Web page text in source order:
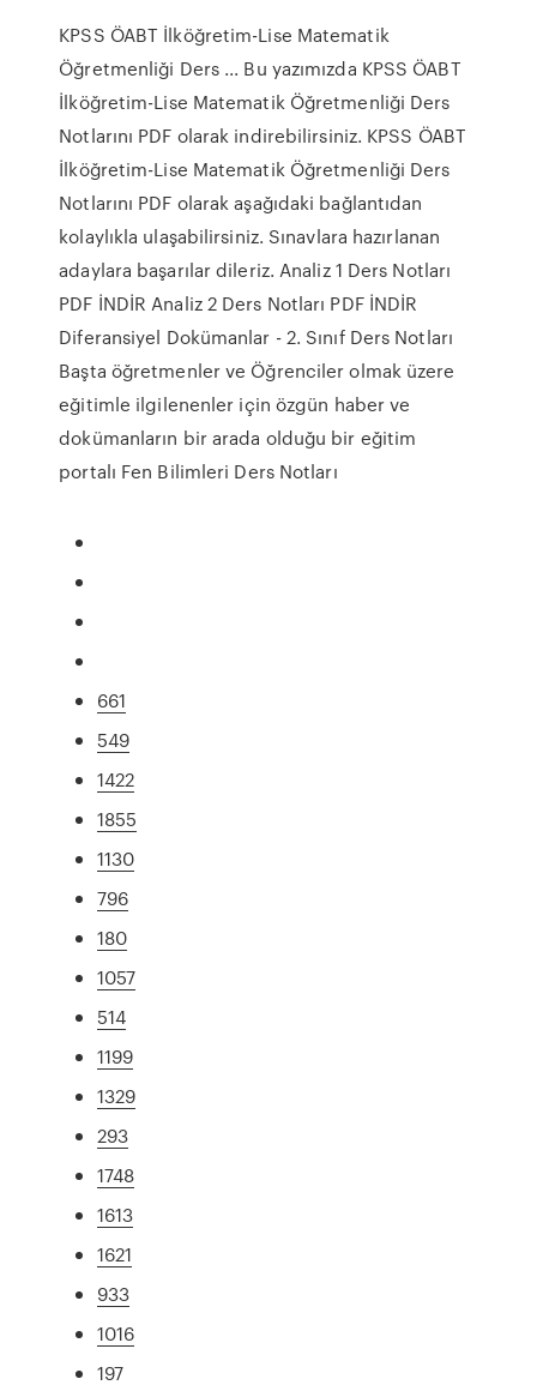
KPSS ÖABT İlköğretim-Lise Matematik
Öğretmenliği Ders ... Bu yazımızda KPSS ÖABT
İlköğretim-Lise Matematik Öğretmenliği Ders
Notlarını PDF olarak indirebilirsiniz. KPSS ÖABT
İlköğretim-Lise Matematik Öğretmenliği Ders
Notlarını PDF olarak aşağıdaki bağlantıdan
kolaylıkla ulaşabilirsiniz. Sınavlara hazırlanan
adaylara başarılar dileriz. Analiz 1 Ders Notları
PDF İNDİR Analiz 2 Ders Notları PDF İNDİR
Diferansiyel Dokümanlar - 2. Sınıf Ders Notları
Başta öğretmenler ve Öğrenciler olmak üzere
eğitimle ilgilenenler için özgün haber ve
dokümanların bir arada olduğu bir eğitim
portalı Fen Bilimleri Ders Notları
661
549
1422
1855
1130
796
180
1057
514
1199
1329
293
1748
1613
1621
933
1016
197